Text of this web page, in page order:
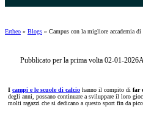
Ertheo » Blogs » Campus con la migliore accademia
Pubblicato per la prima volta 02-01-2026
I campi e le scuole di calcio hanno il compito di far
degli anni, possano continuare a sviluppare il loro
molti ragazzi che si dedicano a questo sport fin da